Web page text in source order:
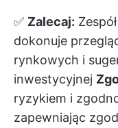
✅ Zalecaj:
dokonuje
rynkowych i
inwestycyjnej
ryzykiem i
zapewniając